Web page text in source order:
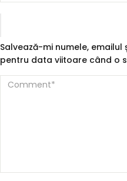
Salvează-mi numele,
pentru data viitoare când o